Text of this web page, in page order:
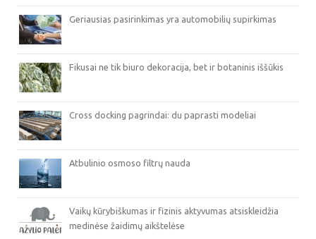
Geriausias pasirinkimas yra automobilių supirkimas
Fikusai ne tik biuro dekoracija, bet ir botaninis iššūkis
Cross docking pagrindai: du paprasti modeliai
Atbulinio osmoso filtrų nauda
Vaikų kūrybiškumas ir fizinis aktyvumas atsiskleidžia
medinėse žaidimų aikštelėse